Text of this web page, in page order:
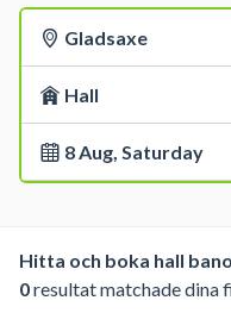
Gladsaxe
Hall
8 Aug, Saturday
Hitta och boka hall
0resultat matchade dina